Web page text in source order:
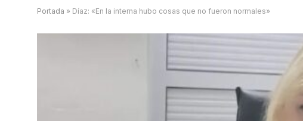
Portada » Díaz: «En la interna hubo cosas que no fueron normales»